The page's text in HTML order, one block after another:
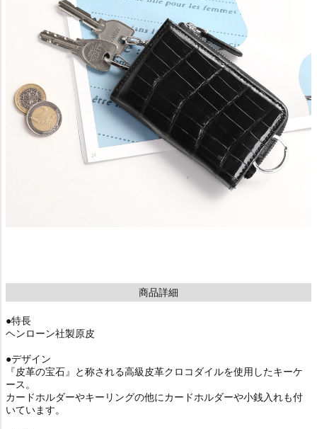
商品詳細
●特長
ヘンローン社製原皮
●デザイン
『皮革の宝石』と称される高級皮革クロコダイルを使用したキーケ
ース。
カードホルダーやキーリングの他にカードホルダーや小銭入れも付
いています。